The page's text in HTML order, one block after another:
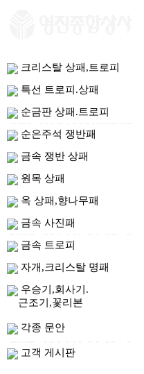
크리스탈 상패,트로피
특선 트로피.상패
순금판 상패.트로피
순은주석 쟁반패
금속 쟁반 상패
원목 상패
옥 상패,향나무패
금속 사진패
금속 트로피
자개,크리스탈 명패
우승기,회사기.
근조기,꽃리본
각종 문안
고객 게시판